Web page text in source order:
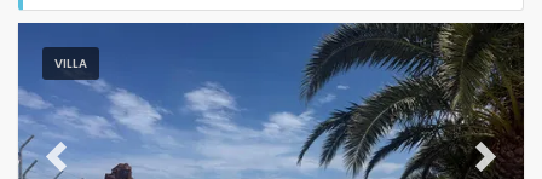
Chambres
Salles de bain
VILLA
Previous Next